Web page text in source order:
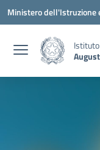
Vai ai contenuti
Vai al menu di navigazione
Vai al footer
Ministero dell'Istruzione